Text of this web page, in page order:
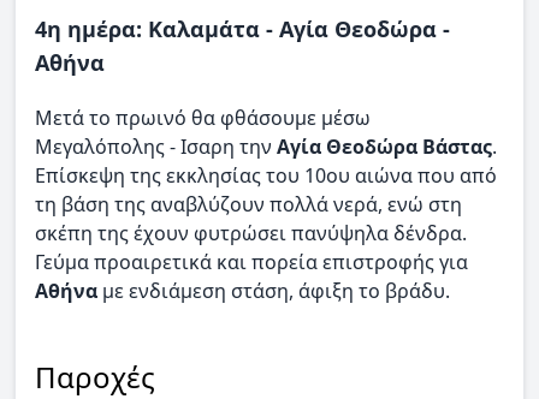
4η ημέρα: Καλαμάτα - Αγία Θεοδώρα -
Αθήνα
Μετά το πρωινό θα φθάσουμε μέσω
Μεγαλόπολης - Ισαρη την Αγία Θεοδώρα Βάστας.
Επίσκεψη της εκκλησίας του 10ου αιώνα που από
τη βάση της αναβλύζουν πολλά νερά, ενώ στη
σκέπη της έχουν φυτρώσει πανύψηλα δένδρα.
Γεύμα προαιρετικά και πορεία επιστροφής για
Αθήνα με ενδιάμεση στάση, άφιξη το βράδυ.
Παροχές